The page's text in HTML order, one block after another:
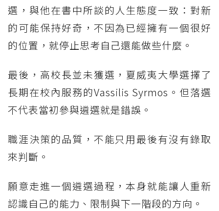
選，與他在書中所談的人生態度一致：對新
的可能保持好奇，不因為已經擁有一個很好
的位置，就停止思考自己還能做些什麼。
最後，高校長並未獲選，夏威夷大學選擇了
長期在校內服務的Vassilis Syrmos。但落選
不代表當初參與遴選就是錯誤。
職涯決策的品質，不能只用最後有沒有錄取
來判斷。
願意走進一個遴選過程，本身就能讓人重新
認識自己的能力、限制與下一階段的方向。